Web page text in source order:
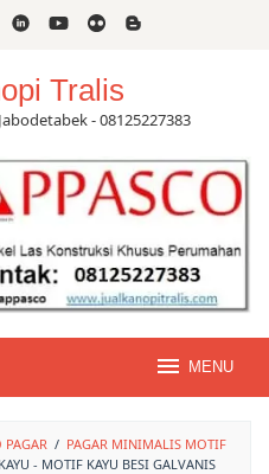
Tralis
- 08125227383
MENU
/ PAGAR MINIMALIS MOTIF
- MOTIF KAYU BESI GALVANIS